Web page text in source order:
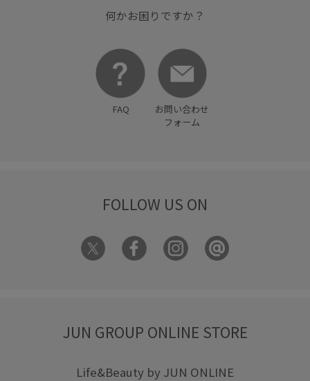
何かお困りですか？
FAQ
お問い合わせ
フォーム
FOLLOW US ON
JUN GROUP ONLINE STORE
Life&Beauty by JUN ONLINE